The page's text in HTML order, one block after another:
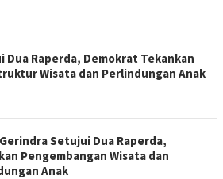
Dua Raperda, Demokrat Tekankan
Wisata dan Perlindungan Anak
Setujui Dua Raperda,
Pengembangan Wisata dan
Anak